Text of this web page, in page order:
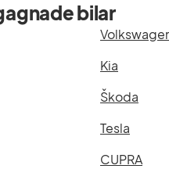
bilar
Kia
Škoda
Tesla
CUPRA